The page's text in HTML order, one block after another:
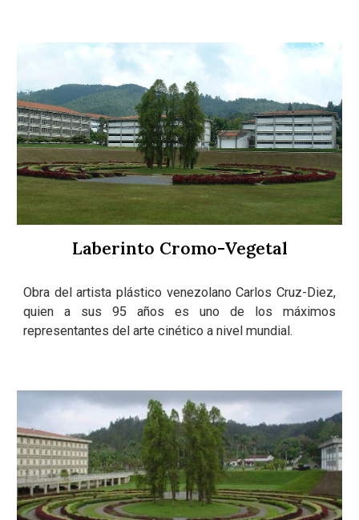
Laberinto Cromo-Vegetal
Obra del artista plástico venezolano Carlos Cruz-Diez,
quien a sus 95 años es uno de los máximos
representantes del arte cinético a nivel mundial.